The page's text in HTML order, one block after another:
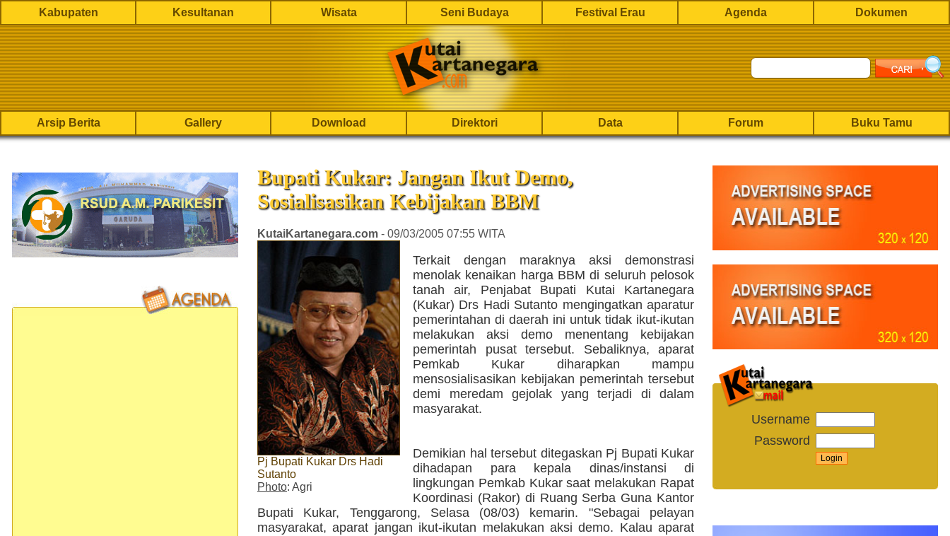
Kabupaten Kesultanan Wisata Seni Budaya Festival Erau Agenda Dokumen
Arsip Berita Gallery Download Direktori Data Forum Buku Tamu
Bupati Kukar: Jangan Ikut Demo,
Sosialisasikan Kebijakan BBM
KutaiKartanegara.com - 09/03/2005 07:55 WITA
Pj Bupati Kukar Drs Hadi
Sutanto
Photo: Agri
Terkait dengan maraknya aksi demonstrasi
menolak kenaikan harga BBM di seluruh pelosok
tanah air, Penjabat Bupati Kutai Kartanegara
(Kukar) Drs Hadi Sutanto mengingatkan aparatur
pemerintahan di daerah ini untuk tidak ikut-ikutan
melakukan aksi demo menentang kebijakan
pemerintah pusat tersebut. Sebaliknya, aparat
Pemkab Kukar diharapkan mampu
mensosialisasikan kebijakan pemerintah tersebut
demi meredam gejolak yang terjadi di dalam
masyarakat.
Demikian hal tersebut ditegaskan Pj Bupati Kukar
dihadapan para kepala dinas/instansi di
lingkungan Pemkab Kukar saat melakukan Rapat
Koordinasi (Rakor) di Ruang Serba Guna Kantor
Bupati Kukar, Tenggarong, Selasa (08/03) kemarin. "Sebagai pelayan
masyarakat, aparat jangan ikut-ikutan melakukan aksi demo. Kalau aparat
Username
Password